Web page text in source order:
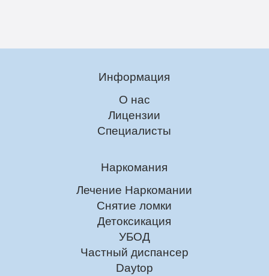
Информация
О нас
Лицензии
Специалисты
Наркомания
Лечение Наркомании
Снятие ломки
Детоксикация
УБОД
Частный диспансер
Daytop